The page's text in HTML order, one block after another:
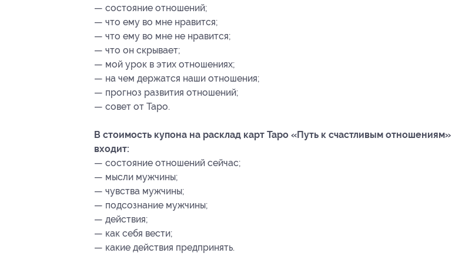
— состояние отношений;
— что ему во мне нравится;
— что ему во мне не нравится;
— что он скрывает;
— мой урок в этих отношениях;
— на чем держатся наши отношения;
— прогноз развития отношений;
— совет от Таро.
В стоимость купона на расклад карт Таро «Путь к счастливым отношениям»
входит:
— состояние отношений сейчас;
— мысли мужчины;
— чувства мужчины;
— подсознание мужчины;
— действия;
— как себя вести;
— какие действия предпринять.